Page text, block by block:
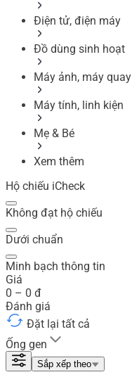
Điện tử, điện máy
Đồ dùng sinh hoạt
Máy ảnh, máy quay
Máy tính, linh kiện
Mẹ & Bé
Xem thêm
Hộ chiếu iCheck
Không đạt hộ chiếu
Dưới chuẩn
Minh bạch thông tin
Giá
0 – 0 đ
Đánh giá
Đặt lại tất cả
Ống gen
Sắp xếp theo